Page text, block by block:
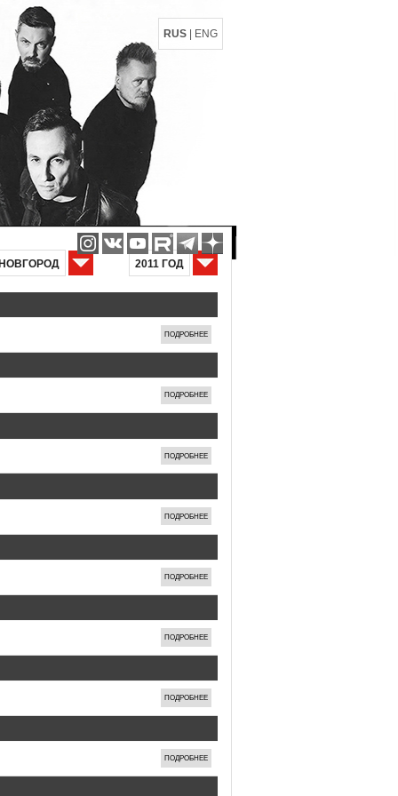
RUS ENG
2011 ГОД
ПОДРОБНЕЕ
ПОДРОБНЕЕ
ПОДРОБНЕЕ
ПОДРОБНЕЕ
ПОДРОБНЕЕ
ПОДРОБНЕЕ
ПОДРОБНЕЕ
ПОДРОБНЕЕ